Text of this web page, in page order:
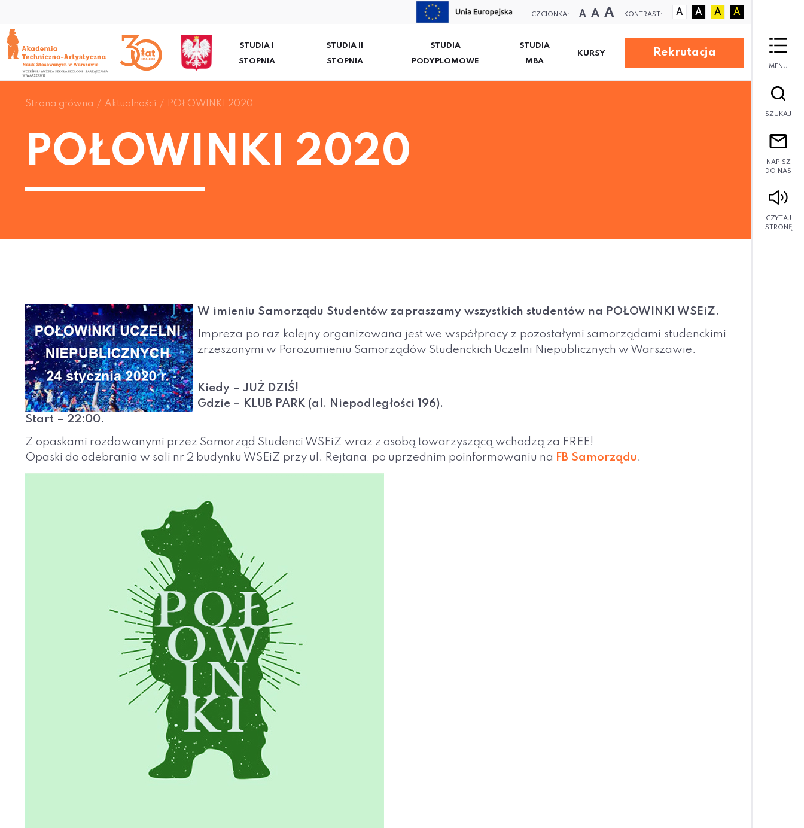
CZCIONKA: A A A KONTRAST: A A A A
STUDIA I
STOPNIA
STUDIA II
STOPNIA
STUDIA
PODYPLOMOWE
STUDIA
MBA
KURSY Rekrutacja
MENU
SZUKAJ
NAPISZ
DO NAS
CZYTAJ
STRONĘ
Strona główna Aktualności POŁOWINKI 2020
POŁOWINKI 2020
W imieniu Samorządu Studentów zapraszamy wszystkich studentów na POŁOWINKI WSEiZ.
Impreza po raz kolejny organizowana jest we współpracy z pozostałymi samorządami studenckimi
zrzeszonymi w Porozumieniu Samorządów Studenckich Uczelni Niepublicznych w Warszawie.
Kiedy – JUŻ DZIŚ!
Gdzie – KLUB PARK (al. Niepodległości 196).
Start – 22:00.
Z opaskami rozdawanymi przez Samorząd Studenci WSEiZ wraz z osobą towarzyszącą wchodzą za FREE!
Opaski do odebrania w sali nr 2 budynku WSEiZ przy ul. Rejtana, po uprzednim poinformowaniu na FB Samorządu.